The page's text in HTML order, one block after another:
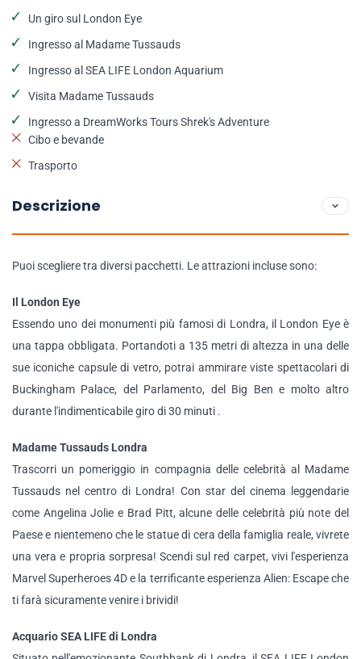
Un giro sul London Eye
Ingresso al Madame Tussauds
Ingresso al SEA LIFE London Aquarium
Visita Madame Tussauds
Ingresso a DreamWorks Tours Shrek's Adventure
Cibo e bevande
Trasporto
Descrizione
Puoi scegliere tra diversi pacchetti. Le attrazioni incluse sono:
Il London Eye
Essendo uno dei monumenti più famosi di Londra, il London Eye è
una tappa obbligata. Portandoti a 135 metri di altezza in una delle
sue iconiche capsule di vetro, potrai ammirare viste spettacolari di
Buckingham Palace, del Parlamento, del Big Ben e molto altro
durante l'indimenticabile giro di 30 minuti .
Madame Tussauds Londra
Trascorri un pomeriggio in compagnia delle celebrità al Madame
Tussauds nel centro di Londra! Con star del cinema leggendarie
come Angelina Jolie e Brad Pitt, alcune delle celebrità più note del
Paese e nientemeno che le statue di cera della famiglia reale, vivrete
una vera e propria sorpresa! Scendi sul red carpet, vivi l'esperienza
Marvel Superheroes 4D e la terrificante esperienza Alien: Escape che
ti farà sicuramente venire i brividi!
Acquario SEA LIFE di Londra